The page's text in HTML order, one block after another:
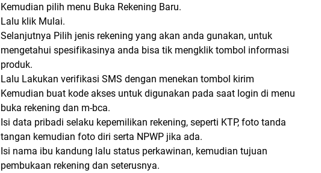
Kemudian pilih menu Buka Rekening Baru.
Lalu klik Mulai.
Selanjutnya Pilih jenis rekening yang akan anda gunakan, untuk
mengetahui spesifikasinya anda bisa tik mengklik tombol informasi
produk.
Lalu Lakukan verifikasi SMS dengan menekan tombol kirim
Kemudian buat kode akses untuk digunakan pada saat login di menu
buka rekening dan m-bca.
Isi data pribadi selaku kepemilikan rekening, seperti KTP, foto tanda
tangan kemudian foto diri serta NPWP jika ada.
Isi nama ibu kandung lalu status perkawinan, kemudian tujuan
pembukaan rekening dan seterusnya.